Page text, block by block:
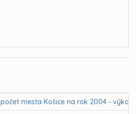
mesta Košice na rok 2004 -